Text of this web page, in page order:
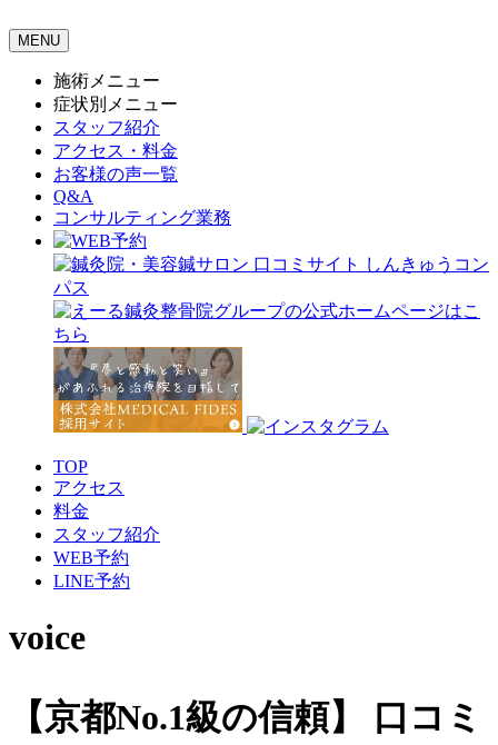
MENU
施術メニュー
症状別メニュー
スタッフ紹介
アクセス・料金
お客様の声一覧
Q&A
コンサルティング業務
TOP
アクセス
料金
スタッフ紹介
WEB予約
LINE予約
voice
【京都No.1級の信頼】
口コミ